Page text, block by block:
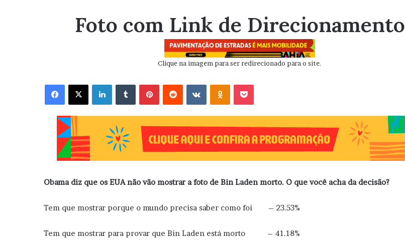
Foto com Link de Direcionamento
Clique na imagem para ser redirecionado para o site.
Facebook X Linkedin VK OK
Obama diz que os EUA não vão mostrar a foto de Bin Laden morto. O que você acha da decisão?
Tem que mostrar porque o mundo precisa saber como foi – 23.53%
Tem que mostrar para provar que Bin Laden está morto – 41.18%